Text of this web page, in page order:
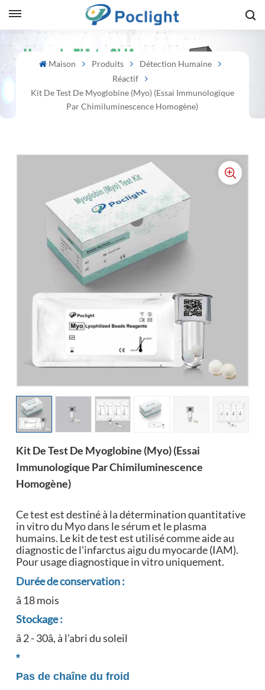
Maison Produits
Détection Humaine
Réactif
Kit De Test De Myoglobine (Myo) (essai Immunologique
Par Chimiluminescence Homogène)
Kit De Test De Myoglobine (Myo) (essai
Immunologique Par Chimiluminescence
Homogène)
Ce test est destiné à la détermination quantitative
in vitro du Myo dans le sérum et le plasma
humains. Le kit de test est utilisé comme aide au
diagnostic de l'infarctus aigu du myocarde (IAM).
Pour usage diagnostique in vitro uniquement.
Durée de conservation :
â 18 mois
Stockage :
â 2 - 30â, à l'abri du soleil
*
Pas de chaîne du froid